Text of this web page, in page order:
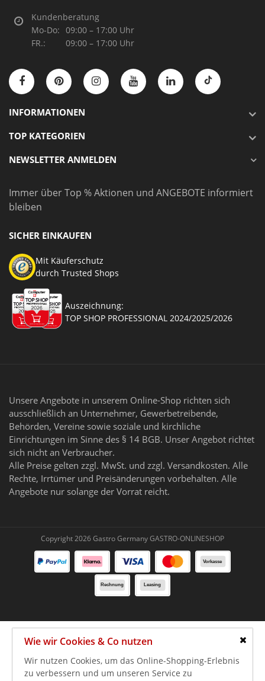
Kundenberatung
Mo-Do: 09:00 – 17:00 Uhr
FR.:
09:00 – 17:00 Uhr
INFORMATIONEN
TOP KATEGORIEN
NEWSLETTER ANMELDEN
Immer über Top % Aktionen und ANGEBOTE informiert
bleiben
SICHER EINKAUFEN
Mit Käuferschutz
durch Trusted Shops
Auszeichnung:
TOP SHOP PROFESSIONAL 2024/2025/2026
Unsere Angebote in unserem Online-Shop richten sich
ausschließlich an Unternehmer, Gewerbetreibende,
Behörden, Vereine sowie soziale und kirchliche
Einrichtungen im Sinne des § 14 BGB. Unser Angebot richtet
sich nicht an Verbraucher.
Alle Preise gelten zzgl. MwSt. und zzgl. Versandkosten. Alle
Rechte, Irrtümer und Preisänderungen vorbehalten. Alle
Angebote nur solange der Vorrat reicht.
Copyright 2026 Gastro Germany GASTRO-ONLINESHOP
Wie wir Cookies & Co nutzen
Wir nutzen Cookies, um das Online-Shopping-Erlebnis
zu verbessern und um unseren Service zu